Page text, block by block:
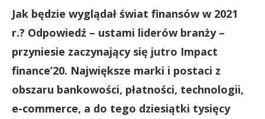
Jak będzie wyglądał świat finansów w 2021
r.? Odpowiedź – ustami liderów branży –
przyniesie zaczynający się jutro Impact
finance’20. Największe marki i postaci z
obszaru bankowości, płatności, technologii,
e-commerce, a do tego dziesiątki tysięcy